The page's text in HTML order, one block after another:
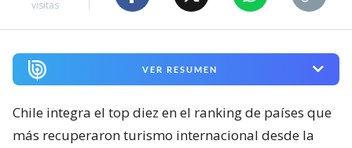
visitas
VER RESUMEN
Chile integra el top diez en el ranking de países que
más recuperaron turismo internacional desde la